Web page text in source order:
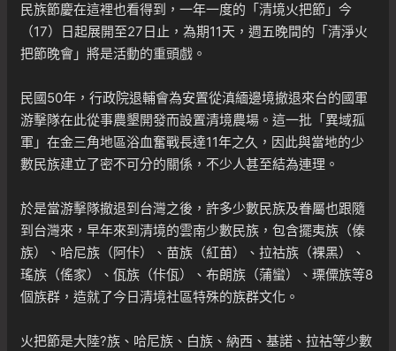
民族節慶在這裡也看得到，一年一度的「清境火把節」今
（17）日起展開至27日止，為期11天，週五晚間的「清淨火
把節晚會」將是活動的重頭戲。
民國50年，行政院退輔會為安置從滇緬邊境撤退來台的國軍
游擊隊在此從事農墾開發而設置清境農場。這一批「異域孤
軍」在金三角地區浴血奮戰長達11年之久，因此與當地的少
數民族建立了密不可分的關係，不少人甚至結為連理。
於是當游擊隊撤退到台灣之後，許多少數民族及眷屬也跟隨
到台灣來，早年來到清境的雲南少數民族，包含擺夷族（傣
族）、哈尼族（阿佧）、苗族（紅苗）、拉祜族（裸黑）、
瑤族（傜家）、佤族（佧佤）、布朗族（蒲蠻）、瑮僳族等8
個族群，造就了今日清境社區特殊的族群文化。
火把節是大陸?族、哈尼族、白族、納西、基諾、拉祜等少數